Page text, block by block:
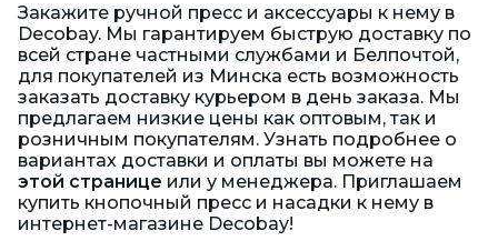
Закажите ручной пресс и аксессуары к нему в
Decobay. Мы гарантируем быструю доставку по
всей стране частными службами и Белпочтой,
для покупателей из Минска есть возможность
заказать доставку курьером в день заказа. Мы
предлагаем низкие цены как оптовым, так и
розничным покупателям. Узнать подробнее о
вариантах доставки и оплаты вы можете на
этой странице или у менеджера. Приглашаем
купить кнопочный пресс и насадки к нему в
интернет-магазине Decobay!